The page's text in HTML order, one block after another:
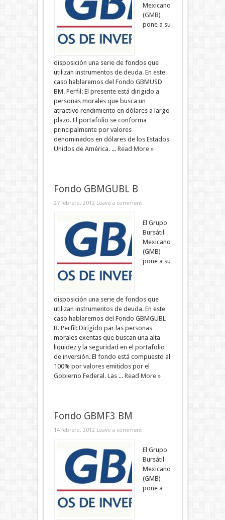
Mexicano
(GMB)
pone a su
disposición una serie de fondos que
utilizan instrumentos de deuda. En este
caso hablaremos del Fondo GBMUSD
BM. Perfil: El presente está dirigido a
personas morales que busca un
atractivo rendimiento en dólares a largo
plazo. El portafolio se conforma
principalmente por valores
denominados en dólares de los Estados
Unidos de América. ... Read More »
Fondo GBMGUBL B
27 febrero, 2012 Leave a comment
El Grupo
Bursátil
Mexicano
(GMB)
pone a su
disposición una serie de fondos que
utilizan instrumentos de deuda. En este
caso hablaremos del Fondo GBMGUBL
B. Perfil: Dirigido par las personas
morales exentas que buscan una alta
liquidez y la seguridad en el portafolio
de inversión. El fondo está compuesto al
100% por valores emitidos por el
Gobierno Federal. Las ... Read More »
Fondo GBMF3 BM
14 febrero, 2012 Leave a comment
El Grupo
Bursátil
Mexicano
(GMB)
pone a